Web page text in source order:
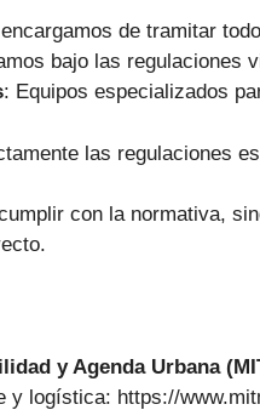
de tramitar
bajo las regulaciones
: Equipos especializados
las regulaciones
con la normativa,
y Agenda Urbana
y logística: https://